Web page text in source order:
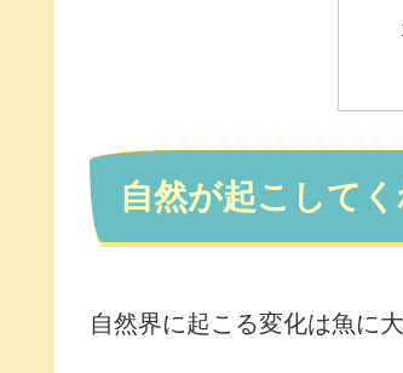
自然が起こして
自然界に起こる変化は魚に